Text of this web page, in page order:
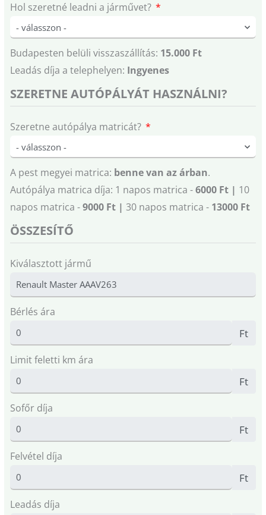
Hol szeretné leadni a járművet?
Budapesten belüli visszaszállítás: 15.000 Ft
Leadás díja a telephelyen: Ingyenes
SZERETNE AUTÓPÁLYÁT HASZNÁLNI?
Szeretne autópálya matricát?
A pest megyei matrica: benne van az árban.
Autópálya matrica díja: 1 napos matrica -6000 Ft | 10
napos matrica -9000 Ft | 30 napos matrica - 13000 Ft
ÖSSZESÍTŐ
Kiválasztott jármű
Bérlés ára
Ft
Limit feletti km ára
Ft
Sofőr díja
Ft
Felvétel díja
Ft
Leadás díja